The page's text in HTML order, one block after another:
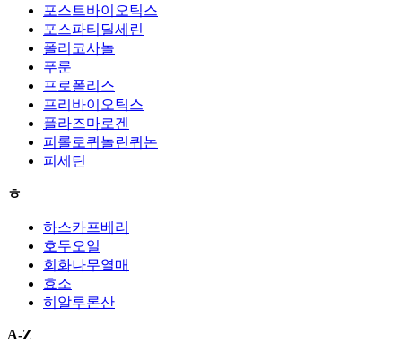
포스트바이오틱스
포스파티딜세린
폴리코사놀
푸룬
프로폴리스
프리바이오틱스
플라즈마로겐
피롤로퀴놀린퀴논
피세틴
ㅎ
하스카프베리
호두오일
회화나무열매
효소
히알루론산
A-Z